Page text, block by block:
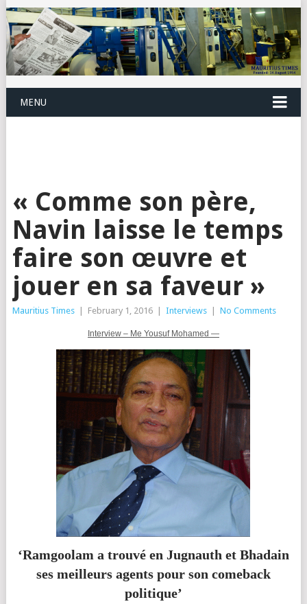
MENU
« Comme son père,
Navin laisse le temps
faire son œuvre et
jouer en sa faveur »
Mauritius Times February 1, 2016 Interviews No Comments
Interview – Me Yousuf Mohamed —
‘Ramgoolam a trouvé en Jugnauth et Bhadain
ses meilleurs agents pour son comeback
politique’